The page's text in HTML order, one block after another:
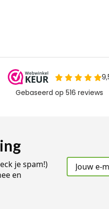
je spam!)
en